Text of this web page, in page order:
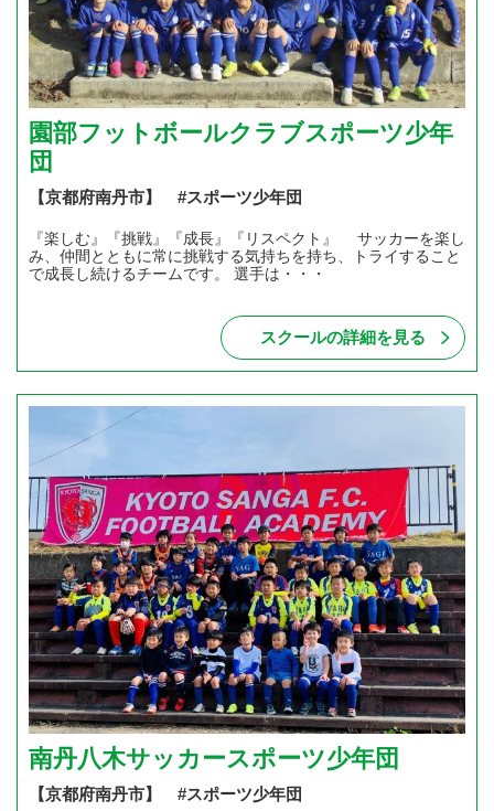
園部フットボールクラブスポーツ少年
団
【京都府南丹市】 #スポーツ少年団
『楽しむ』『挑戦』『成長』『リスペクト』 サッカーを楽し
み、仲間とともに常に挑戦する気持ちを持ち、トライすること
で成長し続けるチームです。 選手は・・・
スクールの詳細を見る
南丹八木サッカースポーツ少年団
【京都府南丹市】 #スポーツ少年団